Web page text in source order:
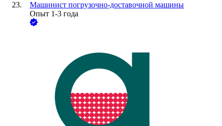
Машинист погрузочно-доставочной машины
Опыт 1-3 года